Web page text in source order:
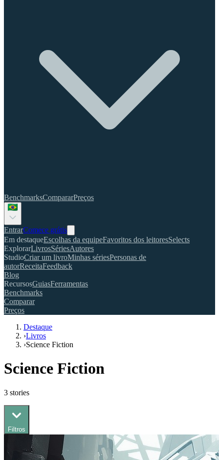
BenchmarksCompararPreços
EntrarComece grátis
Em destaqueEscolhas da equipeFavoritos dos leitoresSelects
ExplorarLivrosSériesAutores
StudioCriar um livroMinhas sériesPersonas de
autorReceitaFeedback
Blog
RecursosGuiasFerramentas
Benchmarks
Comparar
Preços
Destaque
›Livros
›Science Fiction
Science Fiction
3 stories
Filtros